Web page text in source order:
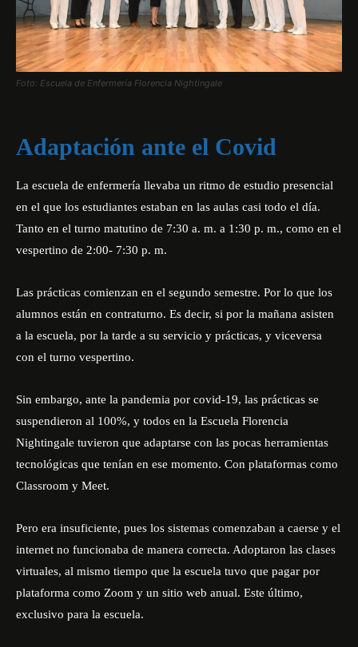
Foto: Escuela de Enfermería Florencia Nightingale
Adaptación ante el Covid
La escuela de enfermería llevaba un ritmo de estudio presencial
en el que los estudiantes estaban en las aulas casi todo el día.
Tanto en el turno matutino de 7:30 a. m. a 1:30 p. m., como en el
vespertino de 2:00- 7:30 p. m.
Las prácticas comienzan en el segundo semestre. Por lo que los
alumnos están en contraturno. Es decir, si por la mañana asisten
a la escuela, por la tarde a su servicio y prácticas, y viceversa
con el turno vespertino.
Sin embargo, ante la pandemia por covid-19, las prácticas se
suspendieron al 100%, y todos en la Escuela Florencia
Nightingale tuvieron que adaptarse con las pocas herramientas
tecnológicas que tenían en ese momento. Con plataformas como
Classroom y Meet.
Pero era insuficiente, pues los sistemas comenzaban a caerse y el
internet no funcionaba de manera correcta. Adoptaron las clases
virtuales, al mismo tiempo que la escuela tuvo que pagar por
plataforma como Zoom y un sitio web anual. Este último,
exclusivo para la escuela.